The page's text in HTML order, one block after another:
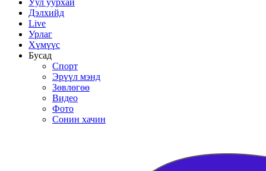
Уул уурхай
Дэлхийд
Live
Урлаг
Хүмүүс
Бусад
Спорт
Эрүүл мэнд
Зөвлөгөө
Видео
Фото
Сонин хачин